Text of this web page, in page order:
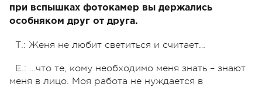
при вспышках фотокамер вы держались
особняком друг от друга.
Т.: Женя не любит светиться и считает…
Е.: …что те, кому необходимо меня знать – знают
меня в лицо. Моя работа не нуждается в